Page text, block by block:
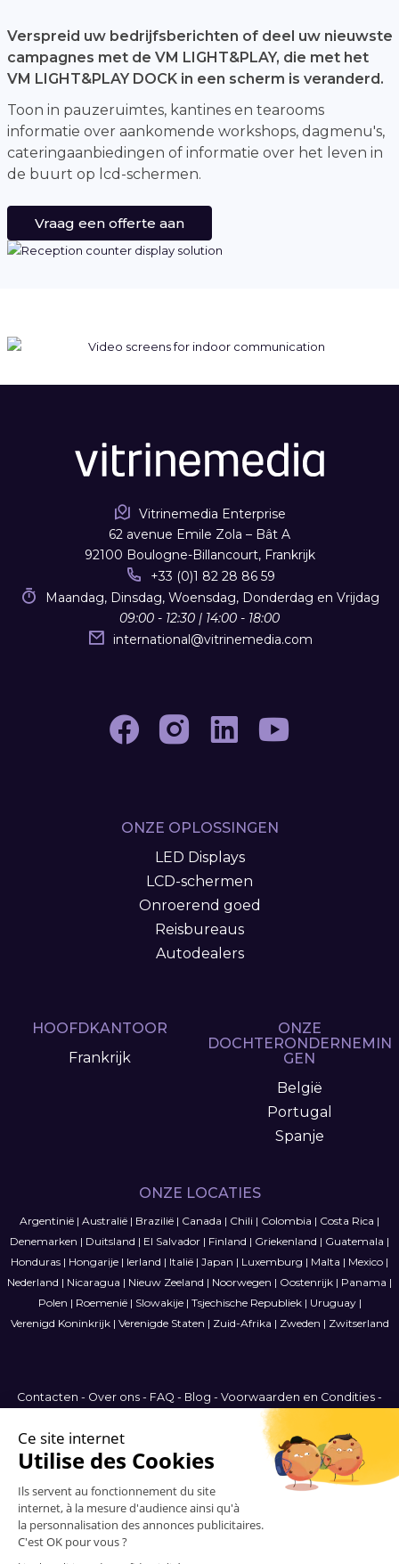
Verspreid uw bedrijfsberichten of deel uw nieuwste
campagnes met de VM LIGHT&PLAY, die met het
VM LIGHT&PLAY DOCK in een scherm is veranderd.
Toon in pauzeruimtes, kantines en tearooms
informatie over aankomende workshops, dagmenu's,
cateringaanbiedingen of informatie over het leven in
de buurt op lcd-schermen.
Vraag een offerte aan
Vitrinemedia Enterprise
62 avenue Emile Zola – Bât A
92100 Boulogne-Billancourt, Frankrijk
+33 (0)1 82 28 86 59
Maandag, Dinsdag, Woensdag, Donderdag en Vrijdag
09:00 - 12:30 | 14:00 - 18:00
international@vitrinemedia.com
ONZE OPLOSSINGEN
LED Displays
LCD-schermen
Onroerend goed
Reisbureaus
Autodealers
HOOFDKANTOOR
Frankrijk
ONZE
DOCHTERONDERNEMIN
GEN
België
Portugal
Spanje
ONZE LOCATIES
Argentinië | Australië | Brazilië | Canada | Chili | Colombia | Costa Rica |
Denemarken | Duitsland | El Salvador | Finland | Griekenland | Guatemala |
Honduras | Hongarije | Ierland | Italië | Japan | Luxemburg | Malta | Mexico |
Nederland | Nicaragua | Nieuw Zeeland | Noorwegen | Oostenrijk | Panama |
Polen | Roemenië| Slowakije| Tsjechische Republiek| Uruguay|
Verenigd Koninkrijk| Verenigde Staten | Zuid-Afrika | Zweden | Zwitserland
Contacten - Over ons - FAQ - Blog - Voorwaarden en Condities -
Sitemap